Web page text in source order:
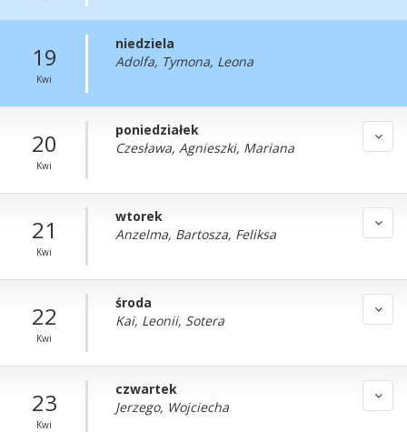
19
Kwi
niedziela
Adolfa, Tymona, Leona
20
Kwi
poniedziałek
Czesława, Agnieszki, Mariana
21
Kwi
wtorek
Anzelma, Bartosza, Feliksa
22
Kwi
środa
Kai, Leonii, Sotera
23
Kwi
czwartek
Jerzego, Wojciecha